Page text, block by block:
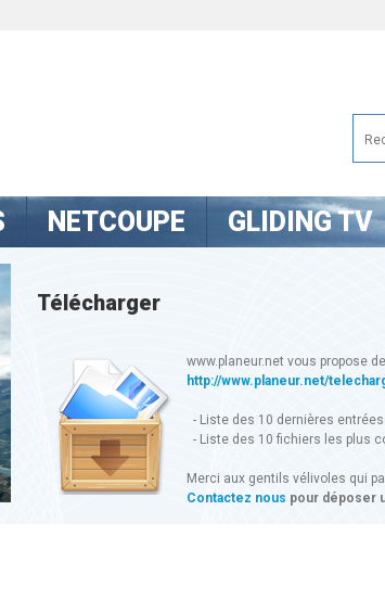
NETCOUPE GLIDING TV
Télécharger
www.planeur.net vous propose
http://www.planeur.net/
- Liste des 10 dernières entrées
- Liste des 10 fichiers les plus
Merci aux gentils vélivoles qui
Contactez nous pour déposer